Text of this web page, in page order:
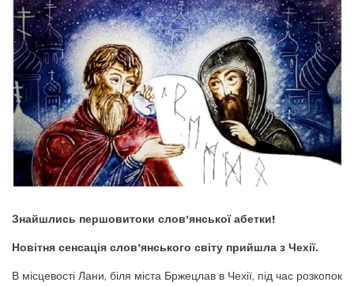
Знайшлись першовитоки слов’янської абетки!
Новітня сенсація слов’янського світу прийшла з Чехії.
В місцевості Лани, біля міста Бржецлав в Чехії, під час розкопок